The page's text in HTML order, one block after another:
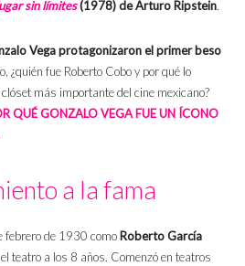
sin límites(1978)de Arturo Ripstein.
Vega protagonizaron el primer beso
¿quién fue Roberto Cobo y por qué lo
más importante del cine mexicano?
QUÉ GONZALO VEGA FUE UN ÍCONO
a la fama
febrero de 1930 como Roberto García
teatro a los 8 años. Comenzó en teatros